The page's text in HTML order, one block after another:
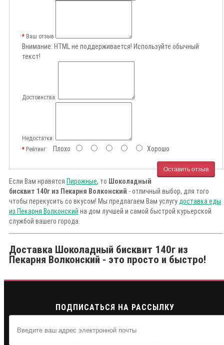
Ваш отзыв
Внимание: HTML не поддерживается! Используйте обычный
текст!
Достоинства:
Недостатки:
РейтингПлохо Хорошо
Оставить отзыв
Если Вам нравятся Пирожные, то Шоколадный
бисквит 140г из Пекарня Волконский - отличный выбор, для того
чтобы перекусить со вкусом! Мы предлагаем Вам услугу доставка еды
из Пекарня Волконский на дом лучшей и самой быстрой курьерской
службой вашего города.
Доставка Шоколадный бисквит 140г из
Пекарня Волконский - это просто и быстро!
ПОДПИСАТЬСЯ НА РАССЫЛКУ